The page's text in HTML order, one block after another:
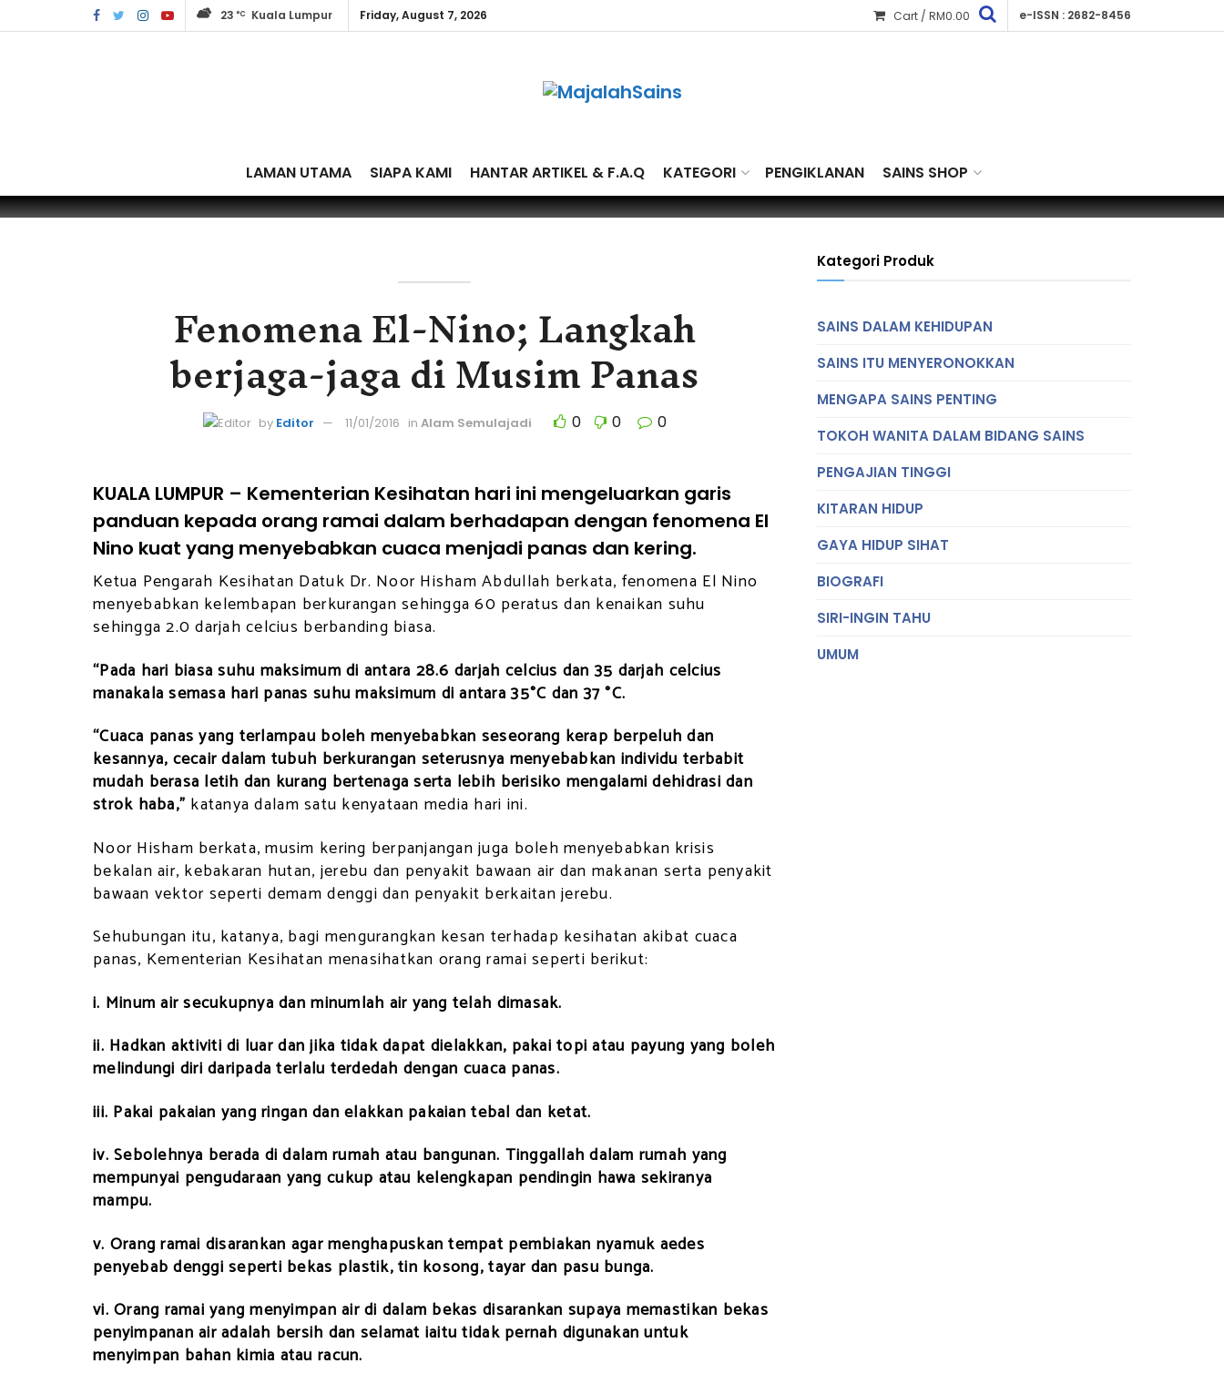
23 °C Kuala Lumpur Friday, August 7, 2026 Cart / RM0.00 e-ISSN : 2682-8456
LAMAN UTAMA SIAPA KAMI HANTAR ARTIKEL & F.A.Q KATEGORI PENGIKLANAN SAINS SHOP
Fenomena El-Nino; Langkah
berjaga-jaga di Musim Panas
by Editor 11/01/2016 in Alam Semulajadi 0 0 0
KUALA LUMPUR – Kementerian Kesihatan hari ini mengeluarkan garis
panduan kepada orang ramai dalam berhadapan dengan fenomena El
Nino kuat yang menyebabkan cuaca menjadi panas dan kering.
Ketua Pengarah Kesihatan Datuk Dr. Noor Hisham Abdullah berkata, fenomena El Nino
menyebabkan kelembapan berkurangan sehingga 60 peratus dan kenaikan suhu
sehingga 2.0 darjah celcius berbanding biasa.
“Pada hari biasa suhu maksimum di antara 28.6 darjah celcius dan 35 darjah celcius
manakala semasa hari panas suhu maksimum di antara 35°C dan 37 °C.
“Cuaca panas yang terlampau boleh menyebabkan seseorang kerap berpeluh dan
kesannya, cecair dalam tubuh berkurangan seterusnya menyebabkan individu terbabit
mudah berasa letih dan kurang bertenaga serta lebih berisiko mengalami dehidrasi dan
strok haba,” katanya dalam satu kenyataan media hari ini.
Noor Hisham berkata, musim kering berpanjangan juga boleh menyebabkan krisis
bekalan air, kebakaran hutan, jerebu dan penyakit bawaan air dan makanan serta penyakit
bawaan vektor seperti demam denggi dan penyakit berkaitan jerebu.
Sehubungan itu, katanya, bagi mengurangkan kesan terhadap kesihatan akibat cuaca
panas, Kementerian Kesihatan menasihatkan orang ramai seperti berikut:
i. Minum air secukupnya dan minumlah air yang telah dimasak.
ii. Hadkan aktiviti di luar dan jika tidak dapat dielakkan, pakai topi atau payung yang boleh
melindungi diri daripada terlalu terdedah dengan cuaca panas.
iii. Pakai pakaian yang ringan dan elakkan pakaian tebal dan ketat.
iv. Sebolehnya berada di dalam rumah atau bangunan. Tinggallah dalam rumah yang
mempunyai pengudaraan yang cukup atau kelengkapan pendingin hawa sekiranya
mampu.
v. Orang ramai disarankan agar menghapuskan tempat pembiakan nyamuk aedes
penyebab denggi seperti bekas plastik, tin kosong, tayar dan pasu bunga.
vi. Orang ramai yang menyimpan air di dalam bekas disarankan supaya memastikan bekas
penyimpanan air adalah bersih dan selamat iaitu tidak pernah digunakan untuk
menyimpan bahan kimia atau racun.
Kategori Produk
SAINS DALAM KEHIDUPAN
SAINS ITU MENYERONOKKAN
MENGAPA SAINS PENTING
TOKOH WANITA DALAM BIDANG SAINS
PENGAJIAN TINGGI
KITARAN HIDUP
GAYA HIDUP SIHAT
BIOGRAFI
SIRI-INGIN TAHU
UMUM